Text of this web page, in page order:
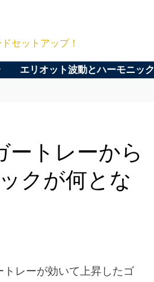
セットアップ！
エリオット波動とハーモニック
ートレーから
クが何とな
レーが効いて上昇したゴ